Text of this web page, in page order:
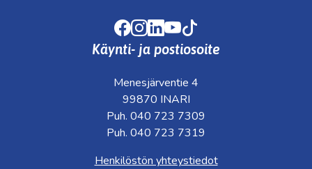
Facebook
Instagram
LinkedIn
Youtube
Käynti- ja postiosoite
Menesjärventie 4
99870 INARI
Puh. 040 723 7309
Puh. 040 723 7319
Henkilöstön yhteystiedot